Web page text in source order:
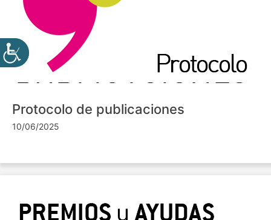
Protocolo de publicaciones
10/06/2025